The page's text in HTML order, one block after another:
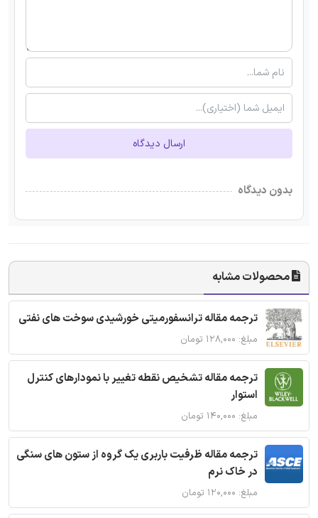
ارسال دیدگاه
بدون دیدگاه
محصولات مشابه
ترجمه مقاله ترانسفورمیتی خورشیدی سوخت های نفتی
مبلغ: ۱۲۸,۰۰۰ تومان
ترجمه مقاله تشخیص نقطه تغییر با نمودارهای کنترل
استوار
مبلغ: ۱۴۰,۰۰۰ تومان
ترجمه مقاله ظرفیت باربری یک گروه از ستون های سنگی
در خاک نرم
مبلغ: ۱۲۰,۰۰۰ تومان